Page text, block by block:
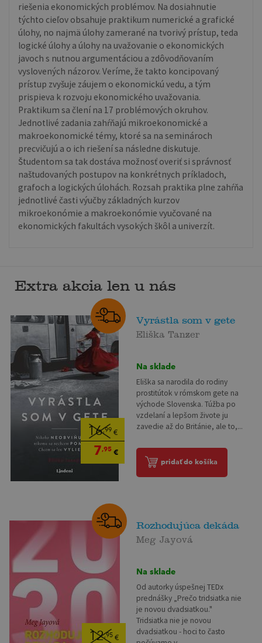
riešenia ekonomických problémov. Na dosiahnutie
týchto cieľov obsahuje praktikum numerické a grafické
úlohy, no najmä úlohy zamerané na tvorivý prístup, teda
logické úlohy a úlohy na uvažovanie o ekonomických
javoch s nutnou argumentáciou a zdôvodňovaním
vyslovených názorov. Veríme, že takto koncipovaný
prístup zvyšuje záujem o ekonomickú vedu, a tým
prispieva k rozvoju ekonomického uvažovania.
Praktikum sa člení na 17 problémových okruhov.
Jednotlivé zadania zahŕňajú mikroekonomické a
makroekonomické témy, ktoré sa na seminároch
precvičujú a o ich riešení sa následne diskutuje.
Študentom sa tak dostáva možnosť overiť si správnosť
naštudovaných postupov na konkrétnych príkladoch,
grafoch a logických úlohách. Rozsah praktika plne zahŕňa
jednotlivé časti výučby základných kurzov
mikroekonómie a makroekonómie vyučované na
ekonomických fakultách vysokých škôl a univerzít.
Extra akcia len u nás
16,99 €
7,95 €
Vyrástla som v gete
Eliška Tanzer
Na sklade
Eliška sa narodila do rodiny
prostitútok v rómskom gete na
východe Slovenska. Túžba po
vzdelaní a lepšom živote ju
zavedie až do Británie, ale to,...
pridať do košíka
12,95 €
Rozhodujúca dekáda
Meg Jayová
Na sklade
Od autorky úspešnej TEDx
prednášky „Prečo tridsiatka nie
je novou dvadsiatkou."
Tridsiatka nie je novou
dvadsiatkou - hoci to často